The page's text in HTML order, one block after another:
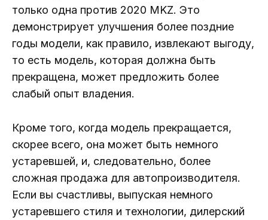
только одна против 2020 MKZ. Это
демонстрирует улучшения более поздние
годы модели, как правило, извлекают выгоду,
то есть модель, которая должна быть
прекращена, может предложить более
слабый опыт владения.
Кроме того, когда модель прекращается,
скорее всего, она может быть немного
устаревшей, и, следовательно, более
сложная продажа для автопроизводителя.
Если вы счастливы, выпуская немного
устаревшего стиля и технологии, дилерский